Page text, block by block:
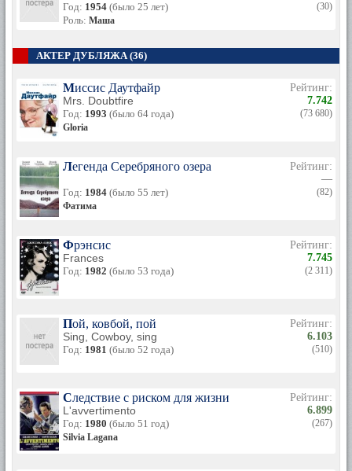
Год: 1954 (было 25 лет)
Роль: Маша
(30)
АКТЕР ДУБЛЯЖА (36)
Миссис Даутфайр
Mrs. Doubtfire
Год: 1993 (было 64 года)
Gloria
Рейтинг:
7.742
(73 680)
Легенда Серебряного озера
Год: 1984 (было 55 лет)
Фатима
Рейтинг:
—
(82)
Фрэнсис
Frances
Год: 1982 (было 53 года)
Рейтинг:
7.745
(2 311)
Пой, ковбой, пой
Sing, Cowboy, sing
Год: 1981 (было 52 года)
Рейтинг:
6.103
(510)
Следствие с риском для жизни
L'avvertimento
Год: 1980 (было 51 год)
Silvia Lagana
Рейтинг:
6.899
(267)